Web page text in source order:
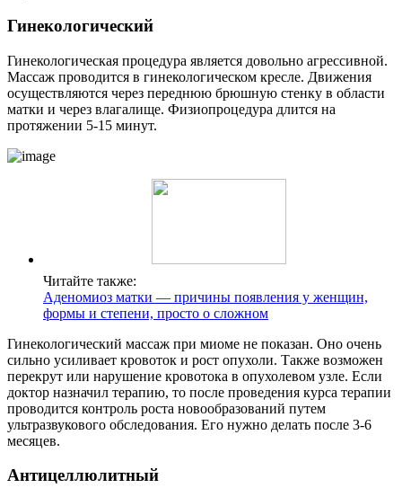
Гинекологический
Гинекологическая процедура является довольно агрессивной.
Массаж проводится в гинекологическом кресле. Движения
осуществляются через переднюю брюшную стенку в области
матки и через влагалище. Физиопроцедура длится на
протяжении 5-15 минут.
Читайте также:
Аденомиоз матки — причины появления у женщин,
формы и степени, просто о сложном
Гинекологический массаж при миоме не показан. Оно очень
сильно усиливает кровоток и рост опухоли. Также возможен
перекрут или нарушение кровотока в опухолевом узле. Если
доктор назначил терапию, то после проведения курса терапии
проводится контроль роста новообразований путем
ультразвукового обследования. Его нужно делать после 3-6
месяцев.
Антицеллюлитный